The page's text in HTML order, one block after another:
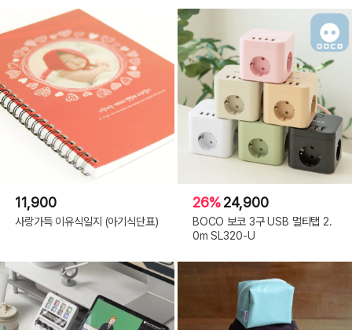
11,900
사랑가득 이유식일지 (아기식단표)
26%24,900
BOCO 보코 3구 USB 멀티탭 2.
0m SL320-U